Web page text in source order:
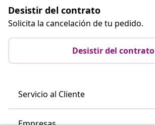
Desistir del contrato
Solicita la cancelación de tu pedido.
Desistir del contrato
Servicio al Cliente